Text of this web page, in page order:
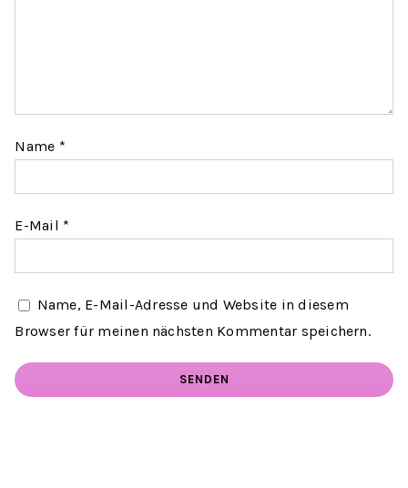
Name *
E-Mail *
Name, E-Mail-Adresse und Website in diesem
Browser für meinen nächsten Kommentar speichern.